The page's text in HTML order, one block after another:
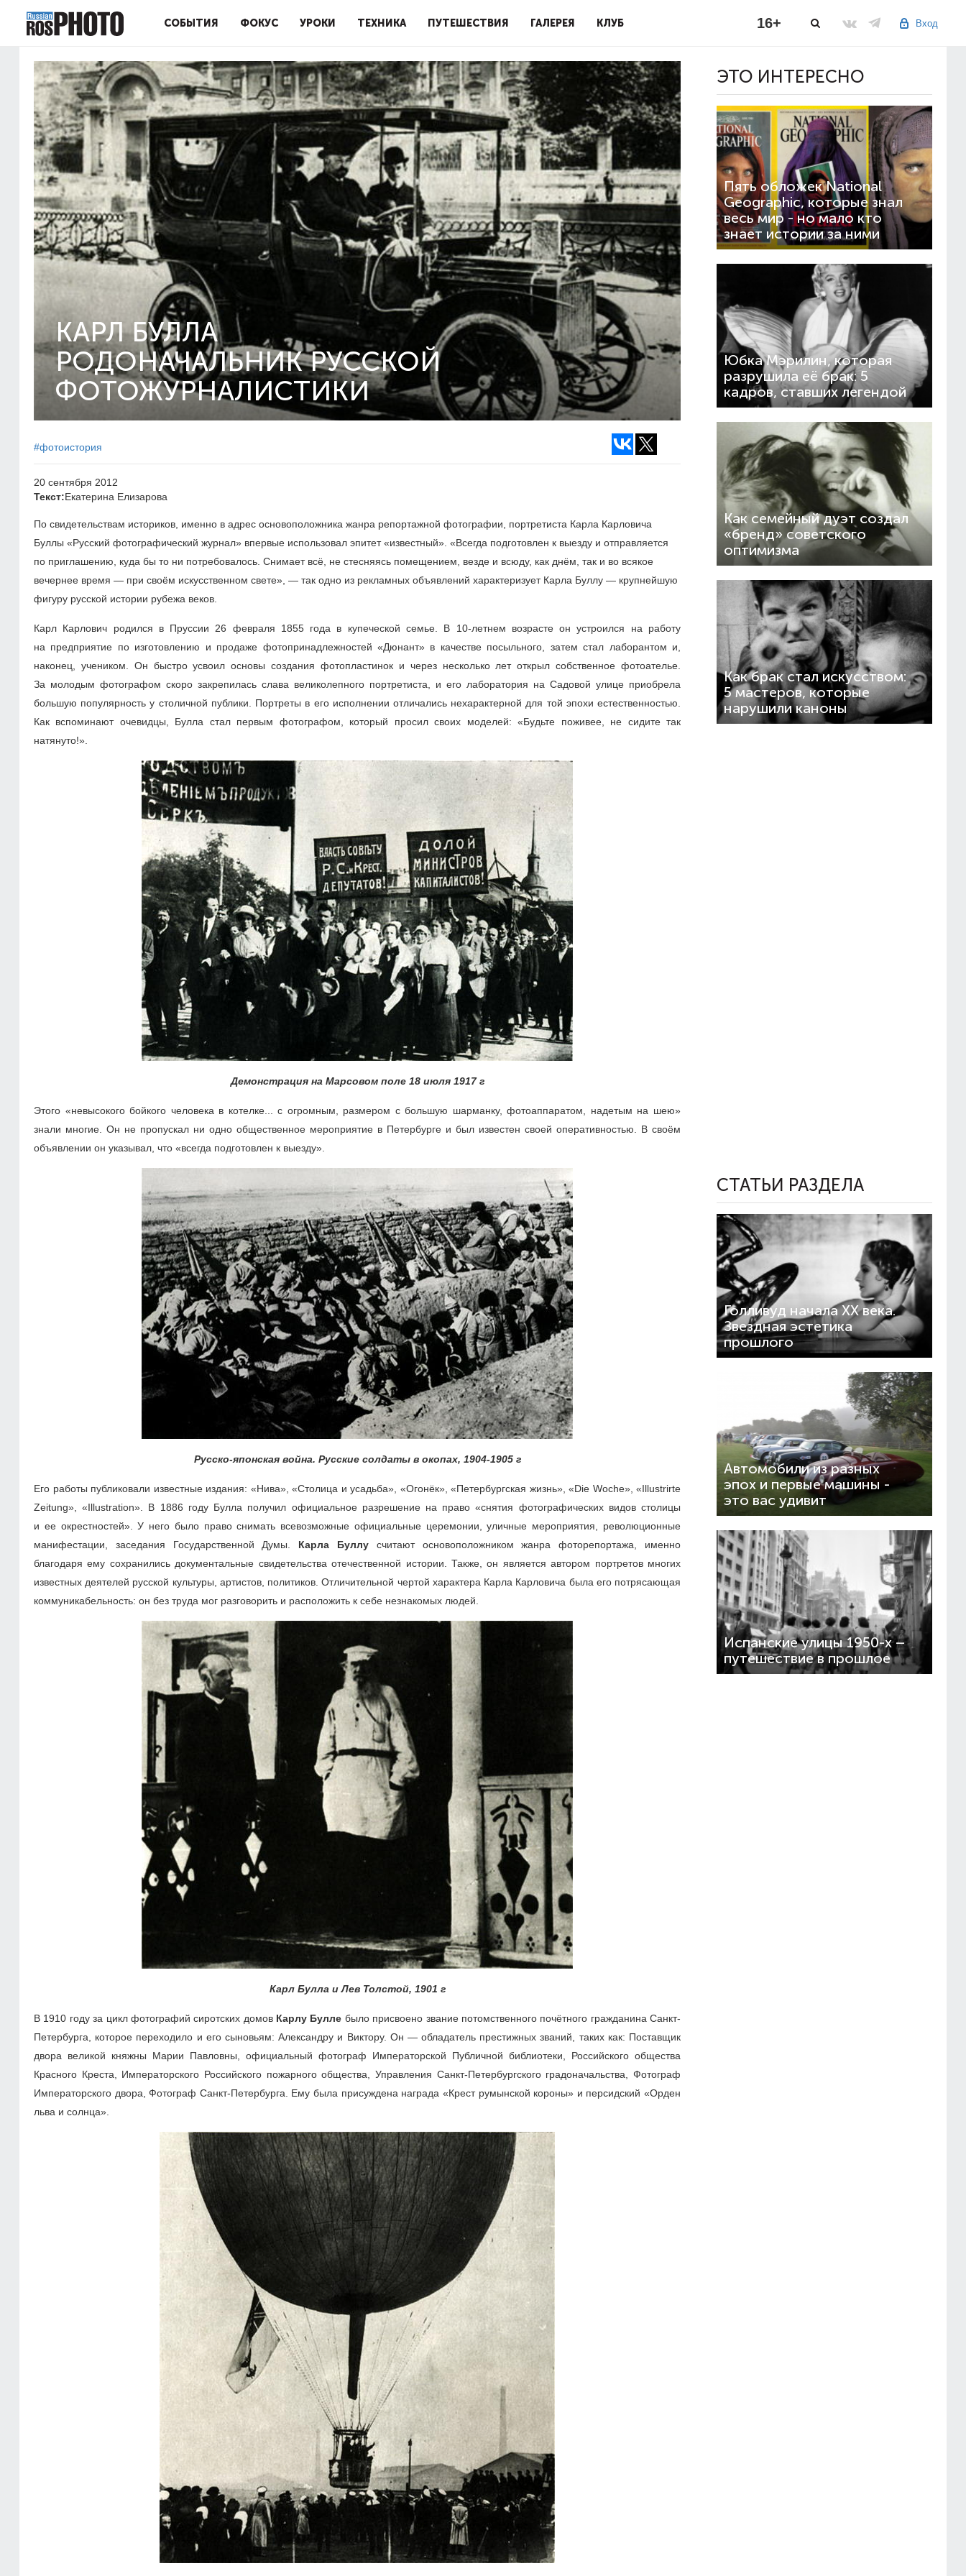
СОБЫТИЯ ФОКУС УРОКИ ТЕХНИКА ПУТЕШЕСТВИЯ ГАЛЕРЕЯ КЛУБ Вход
16+
КАРЛ БУЛЛА
РОДОНАЧАЛЬНИК РУССКОЙ
ФОТОЖУРНАЛИСТИКИ
#фотоистория
20 сентября 2012
Текст:Екатерина Елизарова
По свидетельствам историков, именно в адрес основоположника жанра репортажной фотографии, портретиста Карла Карловича
Буллы «Русский фотографический журнал» впервые использовал эпитет «известный». «Всегда подготовлен к выезду и отправляется
по приглашению, куда бы то ни потребовалось. Снимает всё, не стесняясь помещением, везде и всюду, как днём, так и во всякое
вечернее время — при своём искусственном свете», — так одно из рекламных объявлений характеризует Карла Буллу — крупнейшую
фигуру русской истории рубежа веков.
Карл Карлович родился в Пруссии 26 февраля 1855 года в купеческой семье. В 10-летнем возрасте он устроился на работу
на предприятие по изготовлению и продаже фотопринадлежностей «Дюнант» в качестве посыльного, затем стал лаборантом и,
наконец, учеником. Он быстро усвоил основы создания фотопластинок и через несколько лет открыл собственное фотоателье.
За молодым фотографом скоро закрепилась слава великолепного портретиста, и его лаборатория на Садовой улице приобрела
большую популярность у столичной публики. Портреты в его исполнении отличались нехарактерной для той эпохи естественностью.
Как вспоминают очевидцы, Булла стал первым фотографом, который просил своих моделей: «Будьте поживее, не сидите так
натянуто!».
Демонстрация на Марсовом поле 18 июля 1917 г
Этого «невысокого бойкого человека в котелке... с огромным, размером с большую шарманку, фотоаппаратом, надетым на шею»
знали многие. Он не пропускал ни одно общественное мероприятие в Петербурге и был известен своей оперативностью. В своём
объявлении он указывал, что «всегда подготовлен к выезду».
Русско-японская война. Русские солдаты в окопах, 1904-1905 г
Его работы публиковали известные издания: «Нива», «Столица и усадьба», «Огонёк», «Петербургская жизнь», «Die Woche», «Illustrirte
Zeitung», «Illustration». В 1886 году Булла получил официальное разрешение на право «снятия фотографических видов столицы
и ее окрестностей». У него было право снимать всевозможные официальные церемонии, уличные мероприятия, революционные
манифестации, заседания Государственной Думы. Карла Буллу считают основоположником жанра фоторепортажа, именно
благодаря ему сохранились документальные свидетельства отечественной истории. Также, он является автором портретов многих
известных деятелей русской культуры, артистов, политиков. Отличительной чертой характера Карла Карловича была его потрясающая
коммуникабельность: он без труда мог разговорить и расположить к себе незнакомых людей.
Карл Булла и Лев Толстой, 1901 г
В 1910 году за цикл фотографий сиротских домов Карлу Булле было присвоено звание потомственного почётного гражданина Санкт-
Петербурга, которое переходило и его сыновьям: Александру и Виктору. Он — обладатель престижных званий, таких как: Поставщик
двора великой княжны Марии Павловны, официальный фотограф Императорской Публичной библиотеки, Российского общества
Красного Креста, Императорского Российского пожарного общества, Управления Санкт-Петербургского градоначальства, Фотограф
Императорского двора, Фотограф Санкт-Петербурга. Ему была присуждена награда «Крест румынской короны» и персидский «Орден
льва и солнца».
ЭТО ИНТЕРЕСНО
Пять обложек National
Geographic, которые знал
весь мир - но мало кто
знает истории за ними
Юбка Мэрилин, которая
разрушила её брак: 5
кадров, ставших легендой
Как семейный дуэт создал
«бренд» советского
оптимизма
Как брак стал искусством:
5 мастеров, которые
нарушили каноны
СТАТЬИ РАЗДЕЛА
Голливуд начала XX века.
Звездная эстетика
прошлого
Автомобили из разных
эпох и первые машины -
это вас удивит
Испанские улицы 1950-х –
путешествие в прошлое